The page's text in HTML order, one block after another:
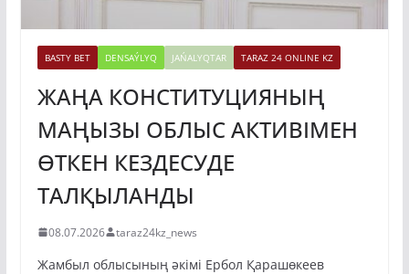
BASTY BET DENSAÝLYQ JAŃALYQTAR TARAZ 24 ONLINE KZ
ЖАҢА КОНСТИТУЦИЯНЫҢ
МАҢЫЗЫ ОБЛЫС АКТИВІМЕН
ӨТКЕН КЕЗДЕСУДЕ
ТАЛҚЫЛАНДЫ
08.07.2026 taraz24kz_news
Жамбыл облысының әкімі Ербол Қарашөкеев